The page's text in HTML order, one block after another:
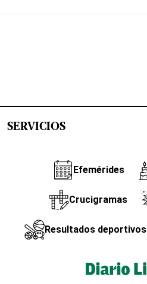
SERVICIOS
Efemérides
Crucigramas
Resultados deportivos